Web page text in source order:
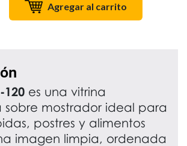
Agregar al carrito
120 es una vitrina
sobre mostrador ideal para
postres y alimentos
imagen limpia, ordenada